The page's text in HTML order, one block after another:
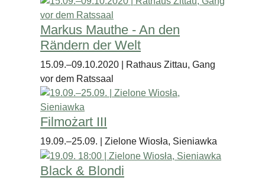
Markus Mauthe - An den
Rändern der Welt
15.09.–09.10.2020 | Rathaus Zittau, Gang
vor dem Ratssaal
Filmożart III
19.09.–25.09. | Zielone Wiosła, Sieniawka
Black & Blondi